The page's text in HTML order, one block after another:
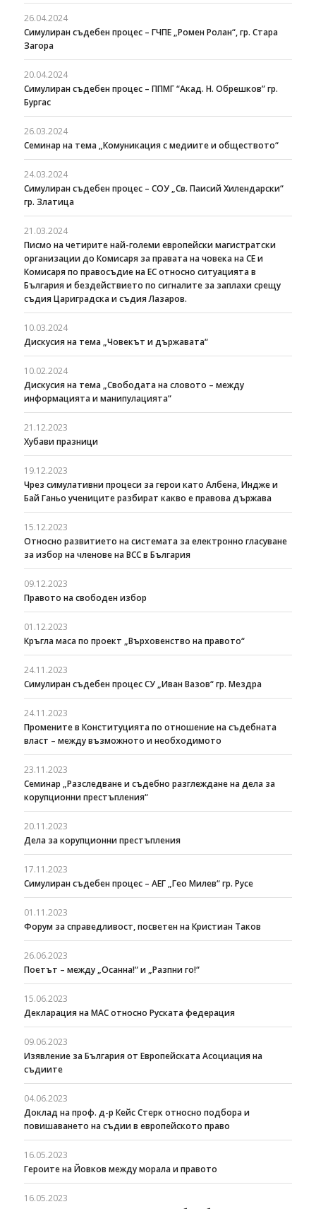
26.04.2024
Симулиран съдебен процес – ГЧПЕ „Ромен Ролан“, гр. Стара
Загора
20.04.2024
Симулиран съдебен процес – ППМГ “Акад. Н. Обрешков” гр.
Бургас
26.03.2024
Семинар на тема „Комуникация с медиите и обществото“
24.03.2024
Симулиран съдебен процес – СОУ „Св. Паисий Хилендарски“
гр. Златица
21.03.2024
Писмо на четирите най-големи европейски магистратски
организации до Комисаря за правата на човека на СЕ и
Комисаря по правосъдие на ЕС относно ситуацията в
България и бездействието по сигналите за заплахи срещу
съдия Цариградска и съдия Лазаров.
10.03.2024
Дискусия на тема „Човекът и държавата“
10.02.2024
Дискусия на тема „Свободата на словото – между
информацията и манипулацията“
21.12.2023
Хубави празници
19.12.2023
Чрез симулативни процеси за герои като Албена, Индже и
Бай Ганьо учениците разбират какво е правова държава
15.12.2023
Относно развитието на системата за електронно гласуване
за избор на членове на ВСС в България
09.12.2023
Правото на свободен избор
01.12.2023
Кръгла маса по проект „Върховенство на правото“
24.11.2023
Симулиран съдебен процес СУ „Иван Вазов“ гр. Мездра
24.11.2023
Промените в Конституцията по отношение на съдебната
власт – между възможното и необходимото
23.11.2023
Семинар „Разследване и съдебно разглеждане на дела за
корупционни престъпления“
20.11.2023
Дела за корупционни престъпления
17.11.2023
Симулиран съдебен процес – АЕГ „Гео Милев“ гр. Русе
01.11.2023
Форум за справедливост, посветен на Кристиан Таков
26.06.2023
Поетът – между „Осанна!“ и „Разпни го!“
15.06.2023
Декларация на МАС относно Руската федерация
09.06.2023
Изявление за България от Европейската Асоциация на
съдиите
04.06.2023
Доклад на проф. д-р Кейс Стерк относно подбора и
повишаването на съдии в европейското право
16.05.2023
Героите на Йовков между морала и правото
16.05.2023